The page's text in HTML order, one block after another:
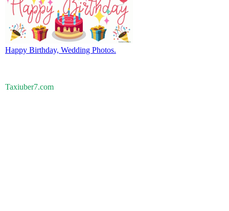
Happy Birthday, Wedding Photos.
Taxiuber7.com